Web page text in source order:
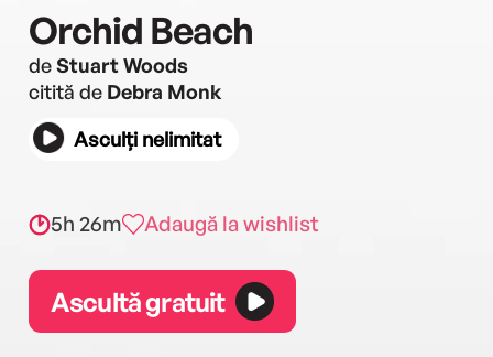
Orchid Beach
deStuart Woods
citită de Debra Monk
Asculți nelimitat
5h 26m Adaugă la wishlist
Ascultă gratuit